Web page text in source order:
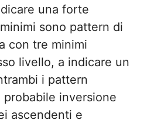
una forte
sono pattern di
con tre minimi
livello, a indicare un
i pattern
inversione
ascendenti e